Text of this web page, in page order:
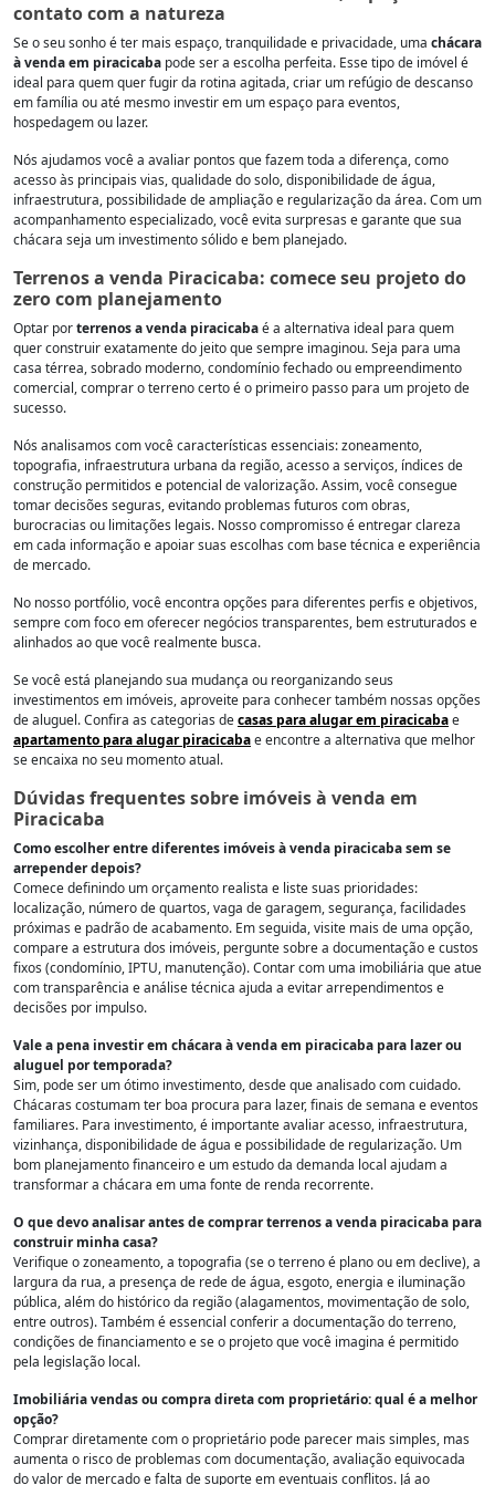
contato com a natureza
Se o seu sonho é ter mais espaço, tranquilidade e privacidade, uma chácara
à venda em piracicaba pode ser a escolha perfeita. Esse tipo de imóvel é
ideal para quem quer fugir da rotina agitada, criar um refúgio de descanso
em família ou até mesmo investir em um espaço para eventos,
hospedagem ou lazer.
Nós ajudamos você a avaliar pontos que fazem toda a diferença, como
acesso às principais vias, qualidade do solo, disponibilidade de água,
infraestrutura, possibilidade de ampliação e regularização da área. Com um
acompanhamento especializado, você evita surpresas e garante que sua
chácara seja um investimento sólido e bem planejado.
Terrenos a venda Piracicaba: comece seu projeto do
zero com planejamento
Optar porterrenos a venda piracicabaé a alternativa ideal para quem
quer construir exatamente do jeito que sempre imaginou. Seja para uma
casa térrea, sobrado moderno, condomínio fechado ou empreendimento
comercial, comprar o terreno certo é o primeiro passo para um projeto de
sucesso.
Nós analisamos com você características essenciais: zoneamento,
topografia, infraestrutura urbana da região, acesso a serviços, índices de
construção permitidos e potencial de valorização. Assim, você consegue
tomar decisões seguras, evitando problemas futuros com obras,
burocracias ou limitações legais. Nosso compromisso é entregar clareza
em cada informação e apoiar suas escolhas com base técnica e experiência
de mercado.
No nosso portfólio, você encontra opções para diferentes perfis e objetivos,
sempre com foco em oferecer negócios transparentes, bem estruturados e
alinhados ao que você realmente busca.
Se você está planejando sua mudança ou reorganizando seus
investimentos em imóveis, aproveite para conhecer também nossas opções
de aluguel. Confira as categorias decasas para alugar em piracicabae
apartamento para alugar piracicabae encontre a alternativa que melhor
se encaixa no seu momento atual.
Dúvidas frequentes sobre imóveis à venda em
Piracicaba
Como escolher entre diferentes imóveis à venda piracicaba sem se
arrepender depois?
Comece definindo um orçamento realista e liste suas prioridades:
localização, número de quartos, vaga de garagem, segurança, facilidades
próximas e padrão de acabamento. Em seguida, visite mais de uma opção,
compare a estrutura dos imóveis, pergunte sobre a documentação e custos
fixos (condomínio, IPTU, manutenção). Contar com uma imobiliária que atue
com transparência e análise técnica ajuda a evitar arrependimentos e
decisões por impulso.
Vale a pena investir em chácara à venda em piracicaba para lazer ou
aluguel por temporada?
Sim, pode ser um ótimo investimento, desde que analisado com cuidado.
Chácaras costumam ter boa procura para lazer, finais de semana e eventos
familiares. Para investimento, é importante avaliar acesso, infraestrutura,
vizinhança, disponibilidade de água e possibilidade de regularização. Um
bom planejamento financeiro e um estudo da demanda local ajudam a
transformar a chácara em uma fonte de renda recorrente.
O que devo analisar antes de comprar terrenos a venda piracicaba para
construir minha casa?
Verifique o zoneamento, a topografia (se o terreno é plano ou em declive), a
largura da rua, a presença de rede de água, esgoto, energia e iluminação
pública, além do histórico da região (alagamentos, movimentação de solo,
entre outros). Também é essencial conferir a documentação do terreno,
condições de financiamento e se o projeto que você imagina é permitido
pela legislação local.
Imobiliária vendas ou compra direta com proprietário: qual é a melhor
opção?
Comprar diretamente com o proprietário pode parecer mais simples, mas
aumenta o risco de problemas com documentação, avaliação equivocada
do valor de mercado e falta de suporte em eventuais conflitos. Já ao